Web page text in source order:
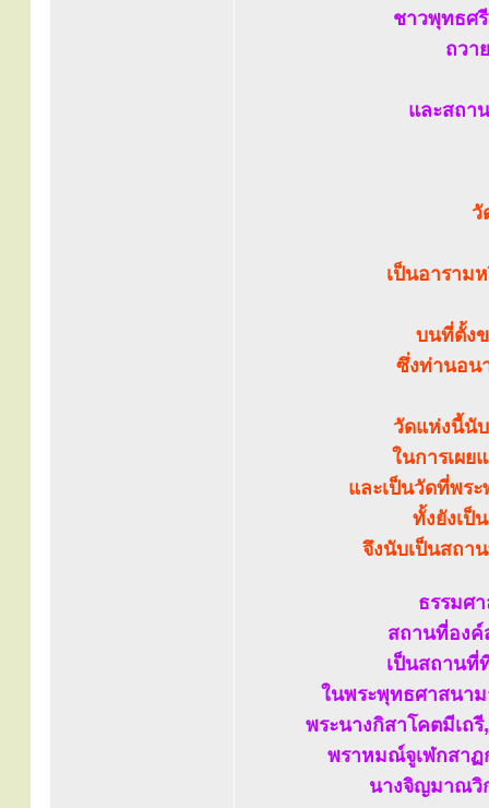
ชาวพุทธศ
ถวา
และสถา
วั
เป็นอาราม
บนที่ตั้งข
ซึ่งท่านอน
วัดแห่งนี้นั
ในการเผ
และเป็นวัดที่พร
ทั้งยังเป็
จึงนับเป็นสถา
ธรรมศ
สถานที่องค์
เป็นสถานที่
ในพระพุทธศาสนาม
พระนางกิสาโคตมีเถ
พราหมณ์จูเฬกสาฏ
นางจิญมาณวิ